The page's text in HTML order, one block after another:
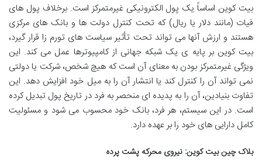
بیت کوین اساساً یک پول الکترونیکی غیرمتمرکز است. برخلاف پول های
فیات (مانند دلار یا ریال) که تحت کنترل دولت ها و بانک های مرکزی
هستند و ارزش آنها می تواند تحت تأثیر سیاست های تورم زا قرار گیرد،
بیت کوین بر پایه ی یک شبکه جهانی از کامپیوترها عمل می کند. این
ویژگی غیرمتمرکز بودن به معنای آن است که هیچ شخص، شرکت یا دولتی
نمی تواند آن را کنترل کند یا انتشار آن را به میل خود افزایش دهد. این
تفاوت بنیادین، آن را به پدیده ای منحصر به فرد در تاریخ پول تبدیل کرده
است. در این سیستم، هر فرد، بانک خود محسوب می شود و مسئولیت
کامل دارایی های خود را بر عهده دارد.
بلاک چین بیت کوین: نیروی محرکه پشت پرده